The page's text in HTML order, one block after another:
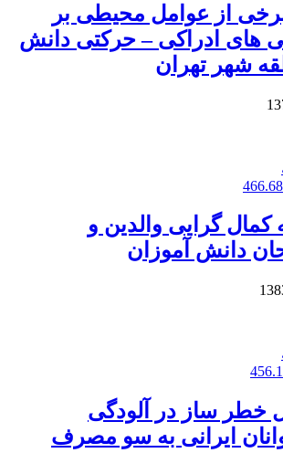
از عوامل محیطی بر
های ادراکی – حرکتی دانش
گرایی والدین و
دانش آموزان
خطر ساز در آلودگی
ایرانی به سو مصرف